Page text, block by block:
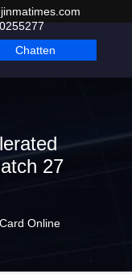
Chatten
27
Online